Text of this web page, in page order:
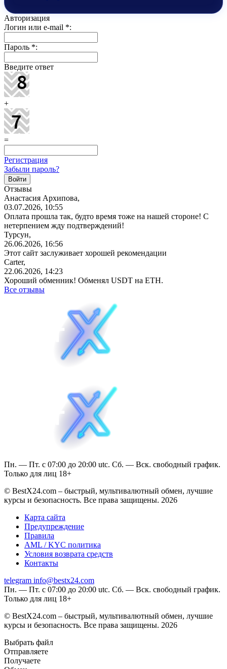
Авторизация
Логин или e-mail *:
Пароль *:
Введите ответ
+
=
Регистрация
Забыли пароль?
Отзывы
Анастасия Архипова,
03.07.2026, 10:55
Оплата прошла так, будто время тоже на нашей стороне! С
нетерпением жду подтверждений!
Турсун,
26.06.2026, 16:56
Этот сайт заслуживает хорошей рекомендации
Carter,
22.06.2026, 14:23
Хороший обменник! Обменял USDT на ETH.
Все отзывы
Пн. — Пт. с 07:00 до 20:00 utc. Сб. — Вск. свободный график.
Только для лиц 18+
© BestX24.com – быстрый, мультивалютный обмен, лучшие
курсы и безопасность. Все права защищены. 2026
Карта сайта
Предупреждение
Правила
AML / KYC политика
Условия возврата средств
Контакты
telegram info@bestx24.com
Пн. — Пт. с 07:00 до 20:00 utc. Сб. — Вск. свободный график.
Только для лиц 18+
© BestX24.com – быстрый, мультивалютный обмен, лучшие
курсы и безопасность. Все права защищены. 2026
Выбрать файл
Отправляете
Получаете